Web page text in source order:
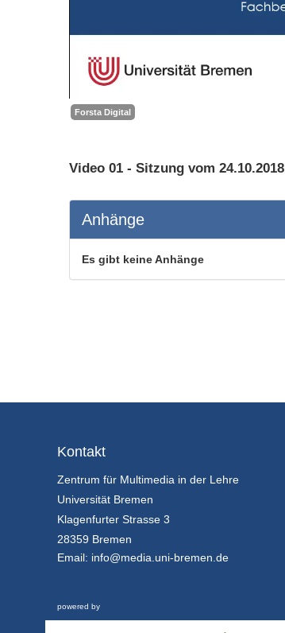
Forsta Digital
Video 01 - Sitzung vom 24.10.2018
Anhänge
Es gibt keine Anhänge
Kontakt
Zentrum für Multimedia in der Lehre
Universität Bremen
Klagenfurter Strasse 3
28359 Bremen
Email: info@media.uni-bremen.de
powered by